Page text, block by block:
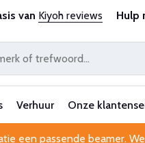
Professionele
van Kiyoh reviews Hulp
Verhuur Onze
een passende beamer.